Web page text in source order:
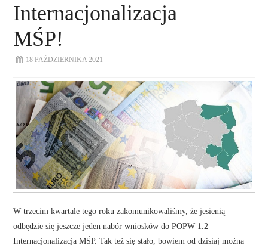
Internacjonalizacja
MŚP!
18 PAŹDZIERNIKA 2021
W trzecim kwartale tego roku zakomunikowaliśmy, że jesienią
odbędzie się jeszcze jeden nabór wniosków do POPW 1.2
Internacjonalizacja MŚP. Tak też się stało, bowiem od dzisiaj można